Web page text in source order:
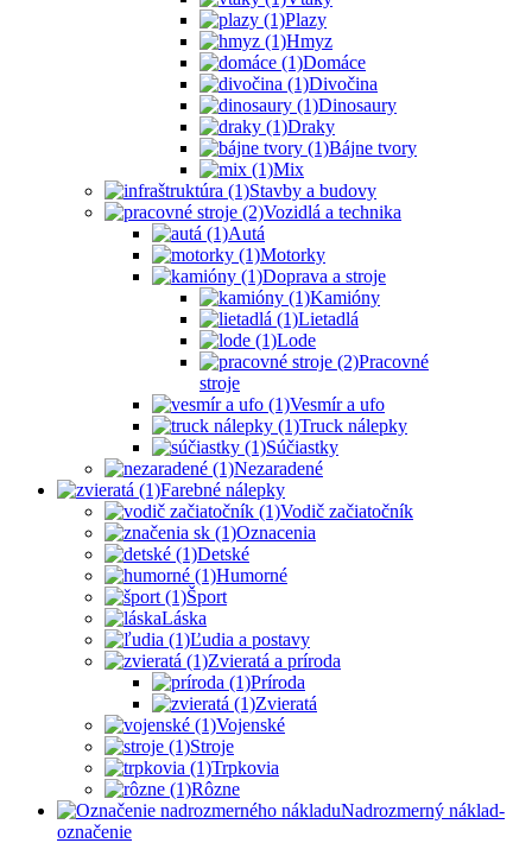
Plazy
Hmyz
Domáce
Divočina
Dinosaury
Draky
Bájne tvory
Mix
Stavby a budovy
Vozidlá a technika
Autá
Motorky
Doprava a stroje
Kamióny
Lietadlá
Lode
Pracovné
stroje
Vesmír a ufo
Truck nálepky
Súčiastky
Nezaradené
Farebné nálepky
Vodič začiatočník
Oznacenia
Detské
Humorné
Šport
Láska
Ľudia a postavy
Zvieratá a príroda
Príroda
Zvieratá
Vojenské
Stroje
Trpkovia
Rôzne
Nadrozmerný náklad-
označenie